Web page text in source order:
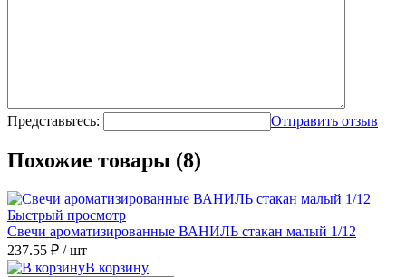
Представьтесь: Отправить отзыв
Похожие товары (8)
Быстрый просмотр
Свечи ароматизированные ВАНИЛЬ стакан малый 1/12
237.55 ₽ / шт
В корзину